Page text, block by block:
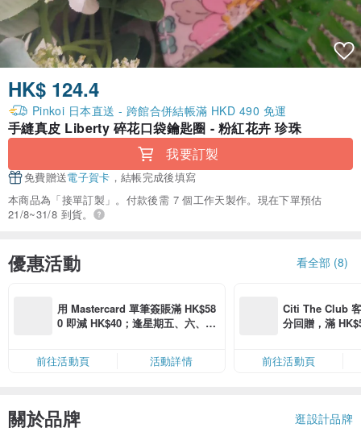
HK$ 124.4
Pinkoi 日本直送 - 跨館合併結帳滿 HKD 490 免運
手縫真皮 Liberty 碎花口袋鑰匙圈 - 粉紅花卉 珍珠
我要訂製
免費贈送電子賀卡 ，結帳完成後填寫
本商品為「接單訂製」。付款後需 7 個工作天製作。現在下單預估
21/8~31/8 到貨。
優惠活動 看全部 (8)
用 Mastercard 單筆簽賬滿 HK$58
0 即減 HK$40；逢星期五、六、日
卡」結帳）
前往活動頁 活動詳情
Citi The Club
分回贈，滿
前往活動頁
關於品牌 逛設計品牌